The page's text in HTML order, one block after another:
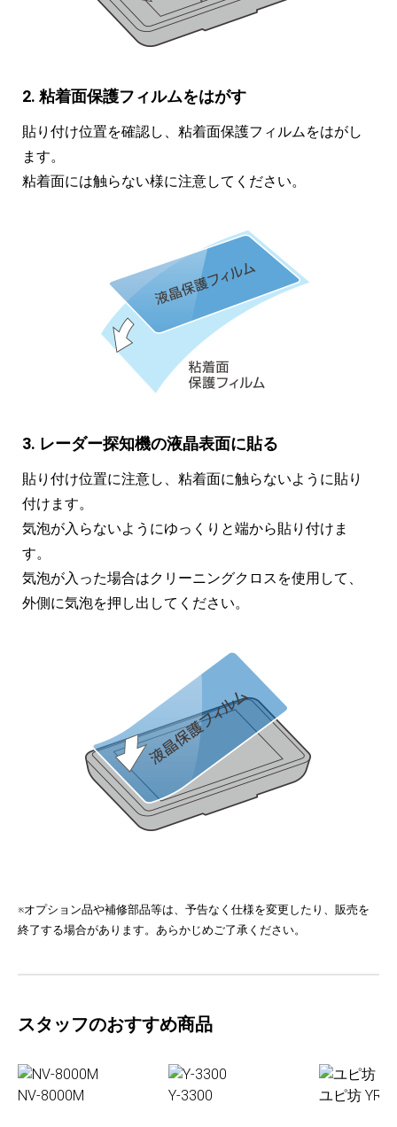
2. 粘着面保護フィルムをはがす
貼り付け位置を確認し、粘着面保護フィルムをはがし
ます。
粘着面には触らない様に注意してください。
3. レーダー探知機の液晶表面に貼る
貼り付け位置に注意し、粘着面に触らないように貼り
付けます。
気泡が入らないようにゆっくりと端から貼り付けま
す。
気泡が入った場合はクリーニングクロスを使用して、
外側に気泡を押し出してください。
※オプション品や補修部品等は、予告なく仕様を変更したり、販売を
終了する場合があります。あらかじめご了承ください。
スタッフのおすすめ商品
NV-8000M Y-3300 ユピ坊 YR-